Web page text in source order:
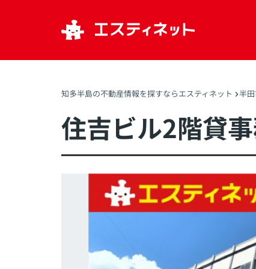
知多半島の不動産情報を探すならエスティネット 半
住吉ビル2階貸